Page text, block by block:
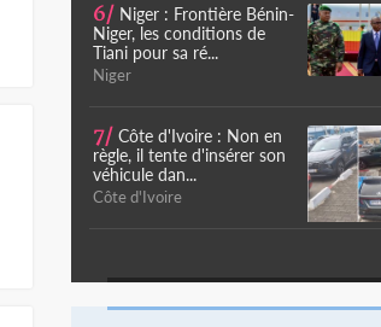
6/ Niger : Frontière Bénin-
Niger, les conditions de
Tiani pour sa ré...
Niger
7/ Côte d'Ivoire : Non en
règle, il tente d'insérer son
véhicule dan...
Côte d'Ivoire